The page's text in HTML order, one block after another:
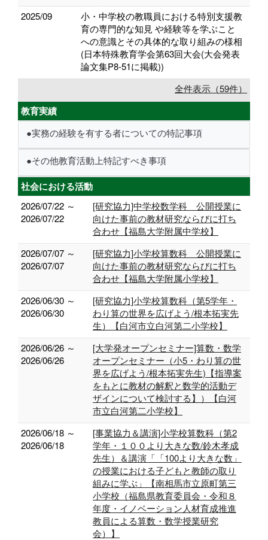
2025/09
小・中学校の教職員における特別支援教
育の専門的な知見 や経験等を学ぶこと
への意識とその具体的な取り組みの様相
(日本特殊教育学会第63回大会(大会発表
論文集P8-51に掲載))
全件表示（59件）
教育実績
●実務の経験を有する者についての特記事項
●その他教育活動上特記すべき事項
社会における活動
2026/07/22 ～
2026/07/22
[研究協力]中学校数学科 公開授業に
向けた事前の教材研究ならびに打ち
合わせ【福島大学附属中学校】
2026/07/07 ～
2026/07/07
[研究協力]小学校算数科 公開授業に
向けた事前の教材研究ならびに打ち
合わせ【福島大学附属小学校】
2026/06/30 ～
2026/06/30
[研究協力]小学校算数科（第5学年・
わり算の世界を広げよう/根本拓実先
生）【白河市立白河第二小学校】
2026/06/26 ～
2026/06/26
[大学発オープンセミナー]算数・数学
オープンセミナー（小5・わり算の世
界を広げよう/根本拓実先生)【指導案
をもとに教材の解釈と数学的活動デ
ザインについて検討する】）【白河
市立白河第二小学校】
2026/06/18 ～
2026/06/18
[事業協力＆講演]小学校算数科（第2
学年・１００より大きな数/鈴木孝成
先生）＆講演「「100より大きな数」
の授業における子どもと教師の取り
組みに学ぶ」【南相馬市立原町第三
小学校（福島県教育委員会・令和８
年度・イノベーション人材育成推進
教員による算数・数学授業研究
会）】